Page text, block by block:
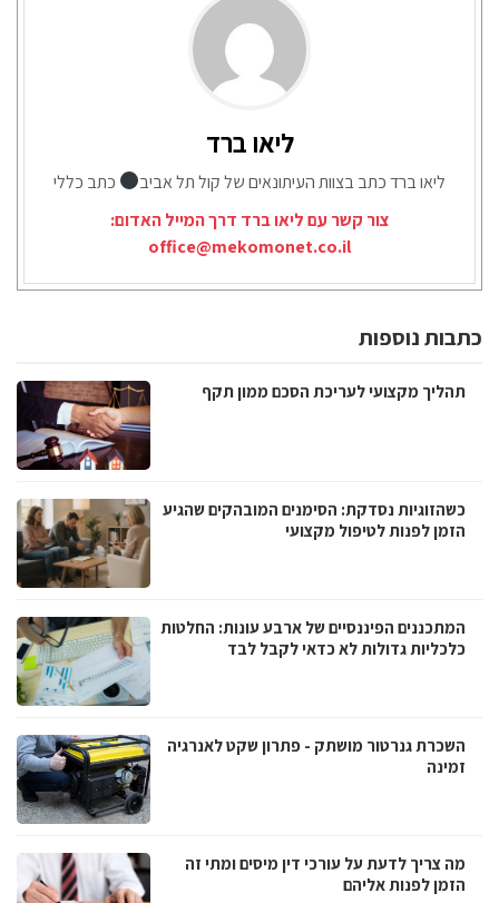
ליאו ברד
ליאו ברד כתב בצוות העיתונאים של קול תל אביב
כתב כללי
צור קשר עם ליאו ברד דרך המייל האדום:
office@mekomonet.co.il
כתבות נוספות
תהליך מקצועי לעריכת הסכם ממון תקף
כשהזוגיות נסדקת: הסימנים המובהקים שהגיע
הזמן לפנות לטיפול מקצועי
המתכננים הפיננסיים של ארבע עונות: החלטות
כלכליות גדולות לא כדאי לקבל לבד
השכרת גנרטור מושתק - פתרון שקט לאנרגיה
זמינה
מה צריך לדעת על עורכי דין מיסים ומתי זה
הזמן לפנות אליהם